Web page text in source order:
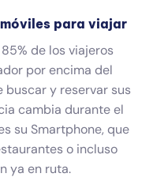
para viajar
de los viajeros
por encima del
buscar y reservar sus
cambia durante el
su Smartphone, que
o incluso
ya en ruta.